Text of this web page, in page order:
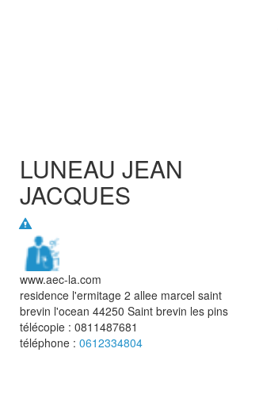
LUNEAU JEAN
JACQUES
www.aec-la.com
residence l'ermitage 2 allee marcel saint
brevin l'ocean 44250 Saint brevin les pins
télécopie : 0811487681
téléphone : 0612334804